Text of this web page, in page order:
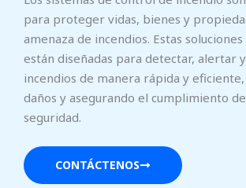
para proteger vidas, bienes y
amenaza de incendios. Estas
están diseñadas para detectar, alertar
incendios de manera rápida y
daños y asegurando el cumplimiento
seguridad.
CONTÁCTENOS